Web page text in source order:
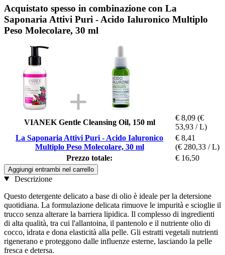
Acquistato spesso in combinazione con La
Saponaria Attivi Puri - Acido Ialuronico Multiplo
Peso Molecolare, 30 ml
VIANEK Gentle Cleansing Oil, 150 ml
€ 8,09 (€
53,93 / L)
La Saponaria Attivi Puri - Acido Ialuronico
Multiplo Peso Molecolare, 30 ml
€ 8,41
(€ 280,33 / L)
Prezzo totale:
€ 16,50
Aggiungi entrambi nel carrello
Descrizione
Questo detergente delicato a base di olio è ideale per la detersione
quotidiana. La formulazione delicata rimuove le impurità e scioglie il
trucco senza alterare la barriera lipidica. Il complesso di ingredienti
di alta qualità, tra cui l'allantoina, il pantenolo e il nutriente olio di
cocco, idrata e dona elasticità alla pelle. Gli estratti vegetali nutrienti
rigenerano e proteggono dalle influenze esterne, lasciando la pelle
fresca e detersa.